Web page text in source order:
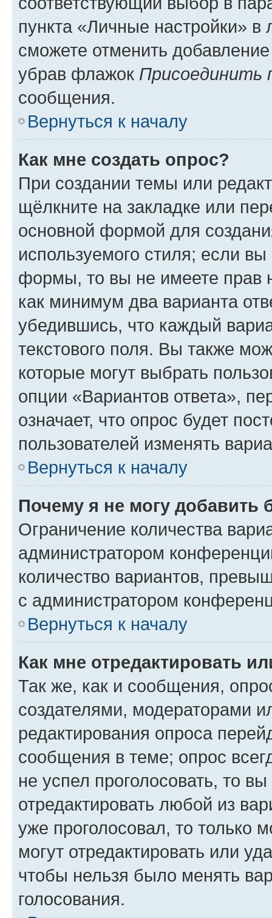
пункта «Личные настройки»
сможете отменить
убрав флажок Присоединить
сообщения.
Вернуться к началу
Как мне создать опрос?
При создании темы или
щёлкните на закладке или
основной формой для
используемого стиля; если
формы, то вы не имеете прав
как минимум два варианта
убедившись, что каждый
текстового поля. Вы также
которые могут выбрать
опции «Вариантов ответа»,
означает, что опрос будет
пользователей изменять
Вернуться к началу
Почему я не могу добавить
Ограничение количества
администратором
количество вариантов,
с администратором
Вернуться к началу
Как мне отредактировать
Так же, как и сообщения,
создателями, модераторами
редактирования опроса
сообщения в теме; опрос
не успел проголосовать, то
отредактировать любой из
уже проголосовал, то только
могут отредактировать или
чтобы нельзя было менять
голосования.